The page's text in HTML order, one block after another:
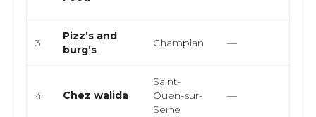
3
Pizz’s and
burg’s
Champlan —
4 Chez walida
Saint-
Ouen-sur-
Seine
—